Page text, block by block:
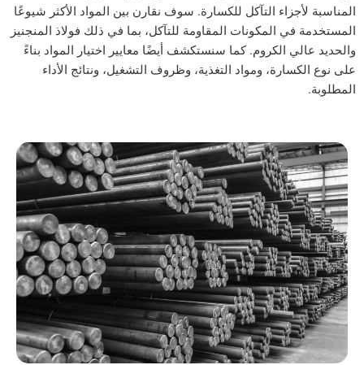
التآكل للكسارة. سوف نقارن بين المواد الأكثر شيوعًا
المكونات المقاومة للتآكل، بما في ذلك فولاذ المنجنيز
الكروم. كما سنستكشف أيضًا معايير اختيار المواد بناءً
ومواد التغذية، وظروف التشغيل، ونتائج الأداء